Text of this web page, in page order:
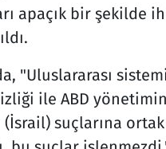
apaçık bir şekilde
"Uluslararası
ile ABD
(İsrail) suçlarına